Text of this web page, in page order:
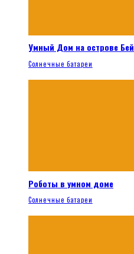
Умный Дом на острове
Солнечные батареи
Роботы в умном доме
Солнечные батареи